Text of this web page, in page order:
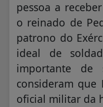
pessoa a
o reinado de
patrono do
ideal de
importante de
consideram
oficial militar da